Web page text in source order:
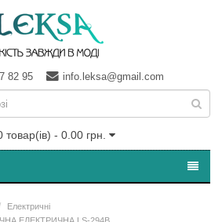
82 95 info.leksa@gmail.com
товар(ів) - 0.00 грн.
Електричні